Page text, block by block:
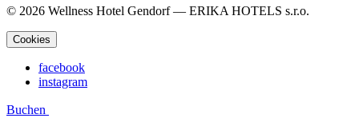
© 2026 Wellness Hotel Gendorf — ERIKA HOTELS s.r.o.
Cookies
facebook
instagram
Buchen